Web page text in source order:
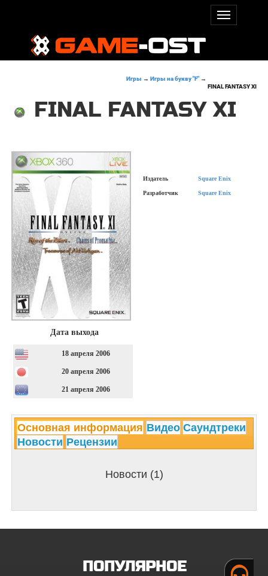
Игры → Игры на букву "F"→
FINAL FANTASY XI
FINAL FANTASY XI
Дата выхода
18 апреля 2006
20 апреля 2006
21 апреля 2006
Издатель Square Enix
Разработчик Square Enix
Основная информация Видео Саундтреки
Новости Рецензии
Новости (1)
ПОПУЛЯРНОЕ